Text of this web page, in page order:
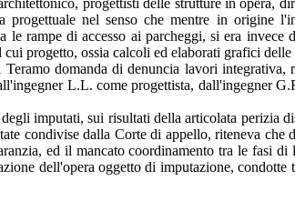
nel senso che mentre in origine
rampe di accesso ai parcheggi, si era invece
progetto, ossia calcoli ed elaborati grafici
domanda di denuncia lavori integrativa,
L.L. come progettista, dall'ingegner
imputati, sui risultati della articolata perizia
condivise dalla Corte di appello, riteneva che
ed il mancato coordinamento tra le fasi di
dell'opera oggetto di imputazione, condotte